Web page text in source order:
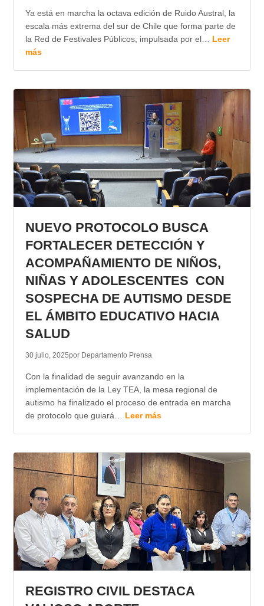
Ya está en marcha la octava edición de Ruido Austral, la
escala más extrema del sur de Chile que forma parte de
la Red de Festivales Públicos, impulsada por el… Leer
más
NUEVO PROTOCOLO BUSCA
FORTALECER DETECCIÓN Y
ACOMPAÑAMIENTO DE NIÑOS,
NIÑAS Y ADOLESCENTES CON
SOSPECHA DE AUTISMO DESDE
EL ÁMBITO EDUCATIVO HACIA
SALUD
30 julio, 2025por Departamento Prensa
Con la finalidad de seguir avanzando en la
implementación de la Ley TEA, la mesa regional de
autismo ha finalizado el proceso de entrada en marcha
de protocolo que guiará… Leer más
REGISTRO CIVIL DESTACA